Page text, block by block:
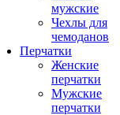
мужские
Чехлы для
чемоданов
Перчатки
Женские
перчатки
Мужские
перчатки